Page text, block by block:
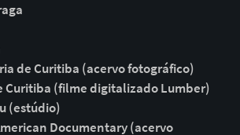
de Curitiba (acervo fotográfico)
Curitiba (filme digitalizado Lumber)
(estúdio)
Documentary (acervo